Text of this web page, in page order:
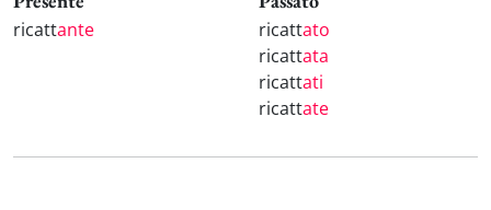
ricattante ricattato
ricattata
ricattati
ricattate